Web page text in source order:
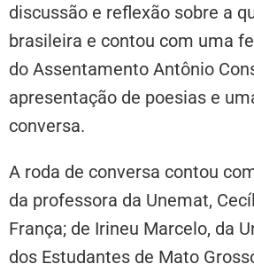
discussão e reflexão sobre a
brasileira e contou com uma
do Assentamento Antônio
apresentação de poesias e
conversa.
A roda de conversa contou
da professora da Unemat,
França; de Irineu Marcelo, da
dos Estudantes de Mato